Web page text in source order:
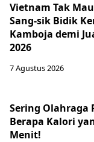
Vietnam Tak
Sang-sik Bidik
Kamboja demi
2026
7 Agustus 2026
Sering Olahraga
Berapa Kalori
Menit!